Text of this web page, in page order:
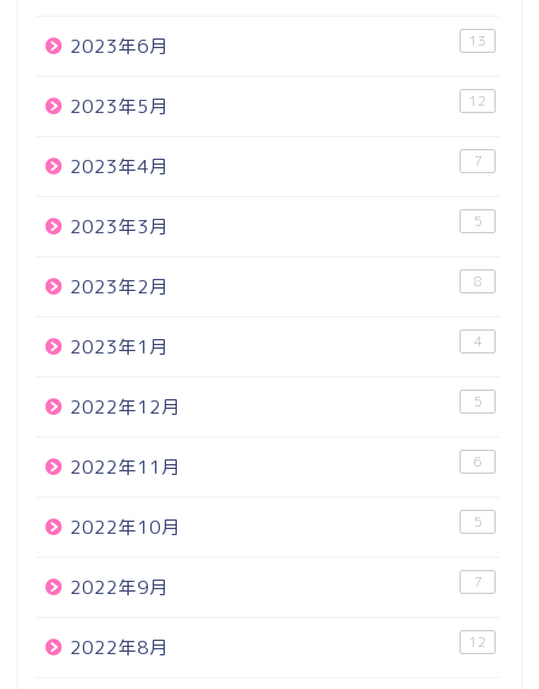
2023年6月 13
2023年5月 12
2023年4月 7
2023年3月 5
2023年2月 8
2023年1月 4
2022年12月 5
2022年11月 6
2022年10月 5
2022年9月 7
2022年8月 12